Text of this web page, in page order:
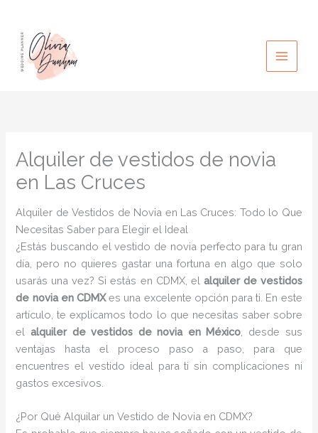
contenido
Alquiler de vestidos de novia
en Las Cruces
Alquiler de Vestidos de Novia en Las Cruces: Todo lo Que
Necesitas Saber para Elegir el Ideal
¿Estás buscando el vestido de novia perfecto para tu gran
día, pero no quieres gastar una fortuna en algo que solo
usarás una vez? Si estás en CDMX, el alquiler de vestidos
de novia en CDMXes una excelente opción para ti. En este
artículo, te explicamos todo lo que necesitas saber sobre
elalquiler de vestidos de novia en México , desde sus
ventajas hasta el proceso paso a paso, para que
encuentres el vestido ideal para ti sin complicaciones ni
gastos excesivos.
¿Por Qué Alquilar un Vestido de Novia en CDMX?